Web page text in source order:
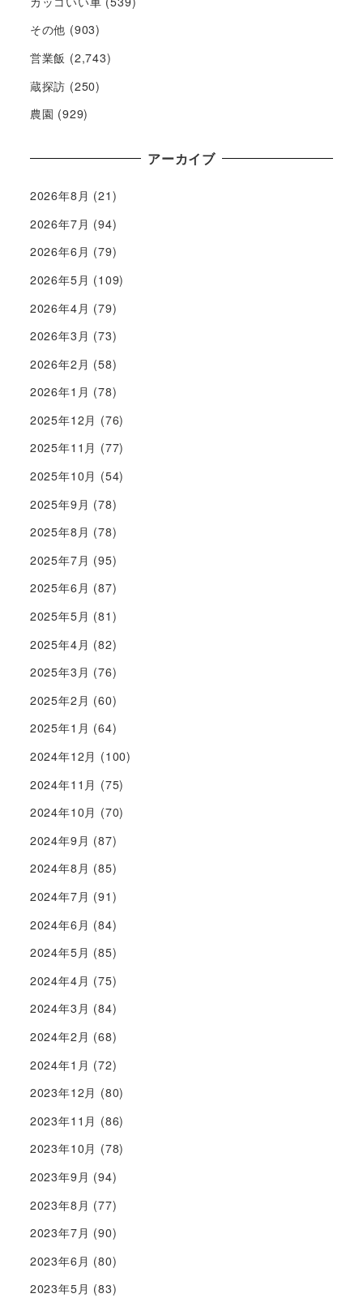
その他 (903)
営業飯 (2,743)
蔵探訪 (250)
農園 (929)
アーカイブ
2026年8月 (21)
2026年7月 (94)
2026年6月 (79)
2026年5月 (109)
2026年4月 (79)
2026年3月 (73)
2026年2月 (58)
2026年1月 (78)
2025年12月 (76)
2025年11月 (77)
2025年10月 (54)
2025年9月 (78)
2025年8月 (78)
2025年7月 (95)
2025年6月 (87)
2025年5月 (81)
2025年4月 (82)
2025年3月 (76)
2025年2月 (60)
2025年1月 (64)
2024年12月 (100)
2024年11月 (75)
2024年10月 (70)
2024年9月 (87)
2024年8月 (85)
2024年7月 (91)
2024年6月 (84)
2024年5月 (85)
2024年4月 (75)
2024年3月 (84)
2024年2月 (68)
2024年1月 (72)
2023年12月 (80)
2023年11月 (86)
2023年10月 (78)
2023年9月 (94)
2023年8月 (77)
2023年7月 (90)
2023年6月 (80)
2023年5月 (83)